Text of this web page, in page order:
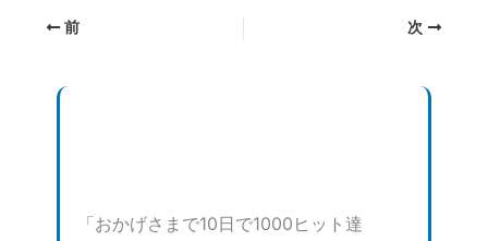
前 次
「おかげさまで10日で1000ヒット達